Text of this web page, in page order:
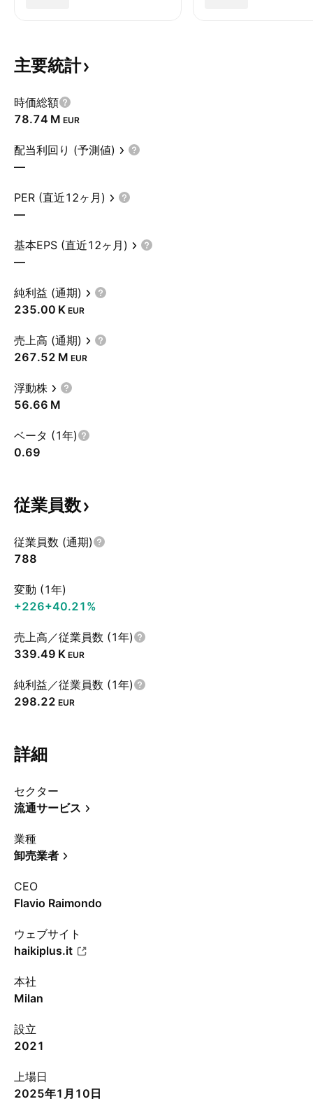
主要統計
時価総額
‪78.74 M‬ EUR
配当利回り (予測値)
—
PER (直近12ヶ月)
—
基本EPS (直近12ヶ月)
—
純利益 (通期)
‪235.00 K‬ EUR
売上高 (通期)
‪267.52 M‬ EUR
浮動株
‪56.66 M‬
ベータ (1年)
0.69
従業員数
従業員数 (通期)
788
変動 (1年)
+226+40.21%
売上高／従業員数 (1年)
‪339.49 K‬ EUR
純利益／従業員数 (1年)
298.22 EUR
詳細
セクター
流通サービス
業種
卸売業者
CEO
Flavio Raimondo
ウェブサイト
haikiplus.it
本社
Milan
設立
2021
上場日
2025年1月10日